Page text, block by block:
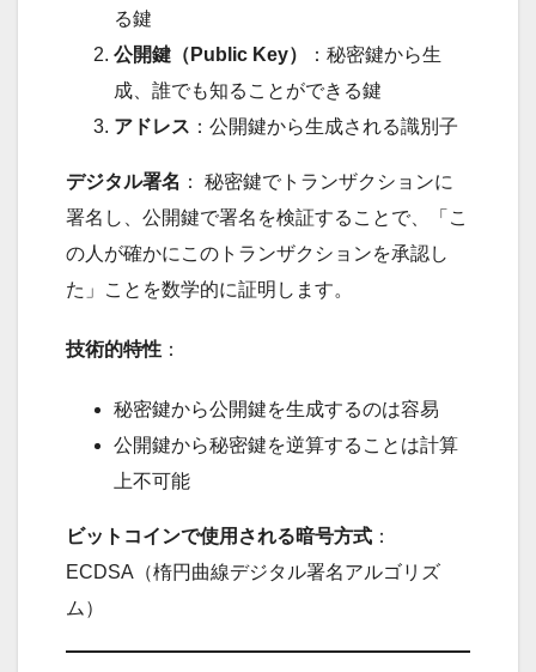
る鍵
公開鍵（Public Key）
：秘密鍵から生
成、誰でも知ることができる鍵
アドレス ：公開鍵から生成される識別子
デジタル署名 ： 秘密鍵でトランザクションに
署名し、公開鍵で署名を検証することで、「こ
の人が確かにこのトランザクションを承認し
た」ことを数学的に証明します。
技術的特性 ：
秘密鍵から公開鍵を生成するのは容易
公開鍵から秘密鍵を逆算することは計算
上不可能
ビットコインで使用される暗号方式 ：
ECDSA（楕円曲線デジタル署名アルゴリズ
ム）